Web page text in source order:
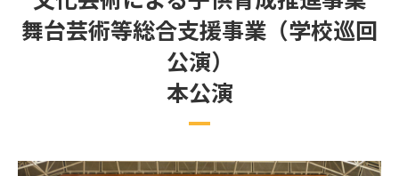
舞台芸術等総合支援事業（学校巡回
公演）
本公演